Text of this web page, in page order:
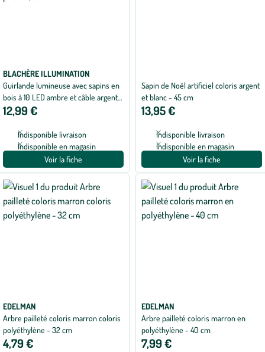
BLACHÈRE ILLUMINATION
Guirlande lumineuse avec sapins en
bois à 10 LED ambre et câble argent
sur piles - 1,80 m
12,99 €
Indisponible livraison
Indisponible en magasin
Voir la fiche
Sapin de Noël artificiel coloris argent
et blanc - 45 cm
13,95 €
Indisponible livraison
Indisponible en magasin
Voir la fiche
EDELMAN
Arbre pailleté coloris marron coloris
polyéthylène - 32 cm
4,79 €
EDELMAN
Arbre pailleté coloris marron en
polyéthylène - 40 cm
7,99 €